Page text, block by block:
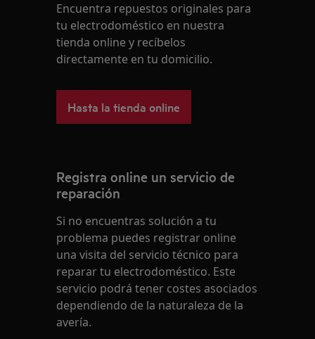
Encuentra repuestos originales para
tu electrodoméstico en nuestra
tienda online y recíbelos
directamente en tu domicilio.
Hasta la tienda online
Registra online un servicio de
reparación
Si no encuentras solución a tu
problema puedes registrar online
una visita del servicio técnico para
reparar tu electrodoméstico. Este
servicio podrá tener costes asociados
dependiendo de la naturaleza de la
avería.